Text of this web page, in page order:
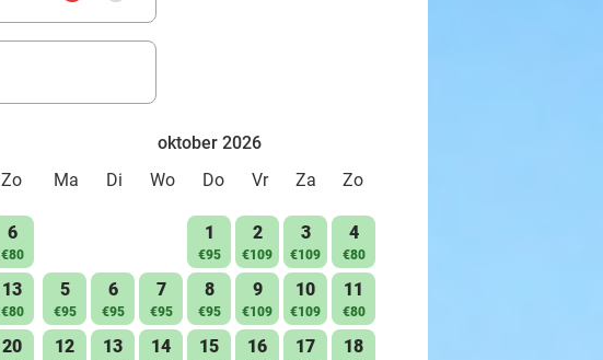
Zo
6
€80
13
€80
20
oktober 2026
Ma
Di Wo Do Vr Za Zo
1
€95
2
€109
3
€109
4
€80
5
€95
6
€95
7
€95
8
€95
9
€109
10
€109
11
€80
12 13 14 15 16 17 18